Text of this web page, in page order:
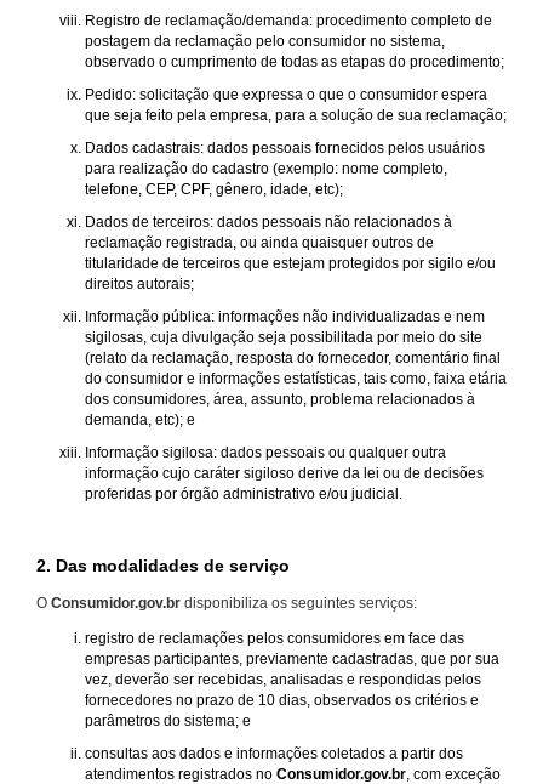
Registro de reclamação/demanda: procedimento completo de
postagem da reclamação pelo consumidor no sistema,
observado o cumprimento de todas as etapas do procedimento;
Pedido: solicitação que expressa o que o consumidor espera
que seja feito pela empresa, para a solução de sua reclamação;
Dados cadastrais: dados pessoais fornecidos pelos usuários
para realização do cadastro (exemplo: nome completo,
telefone, CEP, CPF, gênero, idade, etc);
Dados de terceiros: dados pessoais não relacionados à
reclamação registrada, ou ainda quaisquer outros de
titularidade de terceiros que estejam protegidos por sigilo e/ou
direitos autorais;
Informação pública: informações não individualizadas e nem
sigilosas, cuja divulgação seja possibilitada por meio do site
(relato da reclamação, resposta do fornecedor, comentário final
do consumidor e informações estatísticas, tais como, faixa etária
dos consumidores, área, assunto, problema relacionados à
demanda, etc); e
Informação sigilosa: dados pessoais ou qualquer outra
informação cujo caráter sigiloso derive da lei ou de decisões
proferidas por órgão administrativo e/ou judicial.
2. Das modalidades de serviço
O Consumidor.gov.br disponibiliza os seguintes serviços:
registro de reclamações pelos consumidores em face das
empresas participantes, previamente cadastradas, que por sua
vez, deverão ser recebidas, analisadas e respondidas pelos
fornecedores no prazo de 10 dias, observados os critérios e
parâmetros do sistema; e
consultas aos dados e informações coletados a partir dos
atendimentos registrados no Consumidor.gov.br , com exceção